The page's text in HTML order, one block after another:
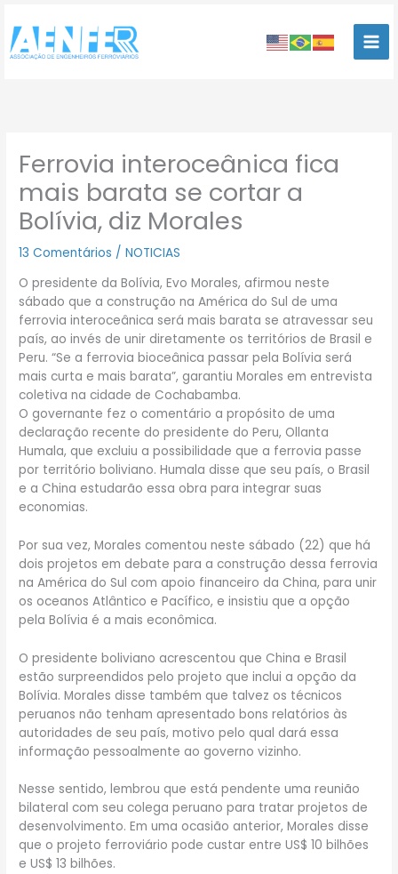
para
conteúdo
Ferrovia interoceânica fica
mais barata se cortar a
Bolívia, diz Morales
13 Comentários /NOTICIAS
O presidente da Bolívia, Evo Morales, afirmou neste
sábado que a construção na América do Sul de uma
ferrovia interoceânica será mais barata se atravessar seu
país, ao invés de unir diretamente os territórios de Brasil e
Peru. “Se a ferrovia bioceânica passar pela Bolívia será
mais curta e mais barata”, garantiu Morales em entrevista
coletiva na cidade de Cochabamba.
O governante fez o comentário a propósito de uma
declaração recente do presidente do Peru, Ollanta
Humala, que excluiu a possibilidade que a ferrovia passe
por território boliviano. Humala disse que seu país, o Brasil
e a China estudarão essa obra para integrar suas
economias.
Por sua vez, Morales comentou neste sábado (22) que há
dois projetos em debate para a construção dessa ferrovia
na América do Sul com apoio financeiro da China, para unir
os oceanos Atlântico e Pacífico, e insistiu que a opção
pela Bolívia é a mais econômica.
O presidente boliviano acrescentou que China e Brasil
estão surpreendidos pelo projeto que inclui a opção da
Bolívia. Morales disse também que talvez os técnicos
peruanos não tenham apresentado bons relatórios às
autoridades de seu país, motivo pelo qual dará essa
informação pessoalmente ao governo vizinho.
Nesse sentido, lembrou que está pendente uma reunião
bilateral com seu colega peruano para tratar projetos de
desenvolvimento. Em uma ocasião anterior, Morales disse
que o projeto ferroviário pode custar entre US$ 10 bilhões
e US$ 13 bilhões.